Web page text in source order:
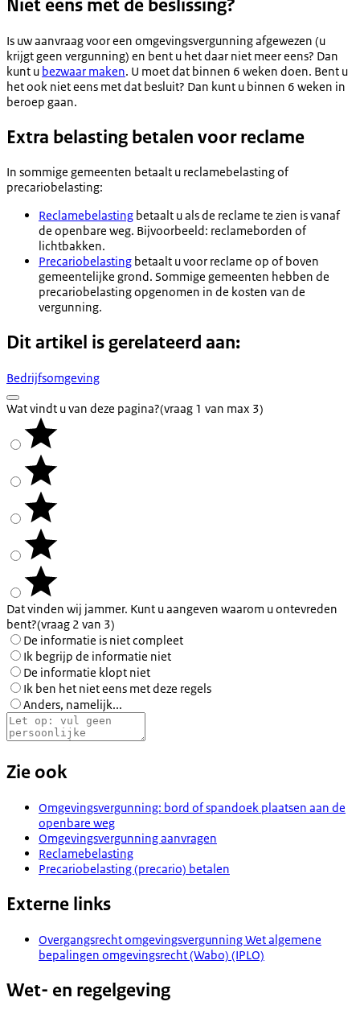
Niet eens met de beslissing?
Is uw aanvraag voor een omgevingsvergunning afgewezen (u
krijgt geen vergunning) en bent u het daar niet meer eens? Dan
kunt u bezwaar maken. U moet dat binnen 6 weken doen. Bent u
het ook niet eens met dat besluit? Dan kunt u binnen 6 weken in
beroep gaan.
Extra belasting betalen voor reclame
In sommige gemeenten betaalt u reclamebelasting of
precariobelasting:
Reclamebelasting betaalt u als de reclame te zien is vanaf
de openbare weg. Bijvoorbeeld: reclameborden of
lichtbakken.
Precariobelasting betaalt u voor reclame op of boven
gemeentelijke grond. Sommige gemeenten hebben de
precariobelasting opgenomen in de kosten van de
vergunning.
Dit artikel is gerelateerd aan:
Bedrijfsomgeving
Wat vindt u van deze pagina?(vraag 1 van max 3)
Dat vinden wij jammer. Kunt u aangeven waarom u ontevreden
bent?(vraag 2 van 3)
De informatie is niet compleet
Ik begrijp de informatie niet
De informatie klopt niet
Ik ben het niet eens met deze regels
Anders, namelijk...
Zie ook
Omgevingsvergunning: bord of spandoek plaatsen aan de
openbare weg
Omgevingsvergunning aanvragen
Reclamebelasting
Precariobelasting (precario) betalen
Externe links
Overgangsrecht omgevingsvergunning Wet algemene
bepalingen omgevingsrecht (Wabo) (IPLO)
Wet- en regelgeving